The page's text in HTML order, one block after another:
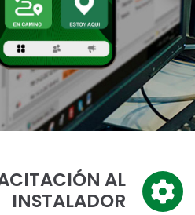
AL
INSTALADOR